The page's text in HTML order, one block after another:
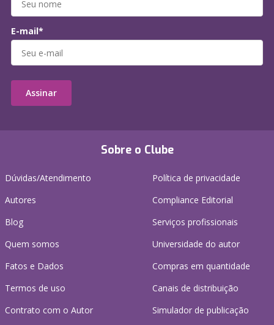
Sobre o Clube
Dúvidas/Atendimento
Autores
Blog
Quem somos
Fatos e Dados
Termos de uso
Contrato com o Autor
Política de privacidade
Compliance Editorial
Serviços profissionais
Universidade do autor
Compras em quantidade
Canais de distribuição
Simulador de publicação
E-mail*
Assinar